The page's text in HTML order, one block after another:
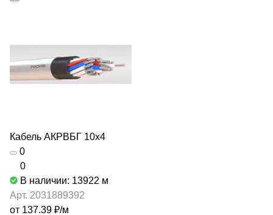
Кабель АКРВБГ 10х4
0
0
В наличии: 13922 м
Арт. 2031889392
от 137.39 ₽/м